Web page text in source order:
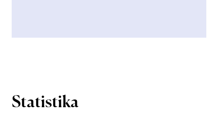
Statistika